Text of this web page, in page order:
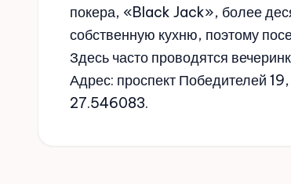
покера, «Black Jack», более
собственную кухню, поэтому
Здесь часто проводятся
Адрес: проспект Победителей
27.546083.